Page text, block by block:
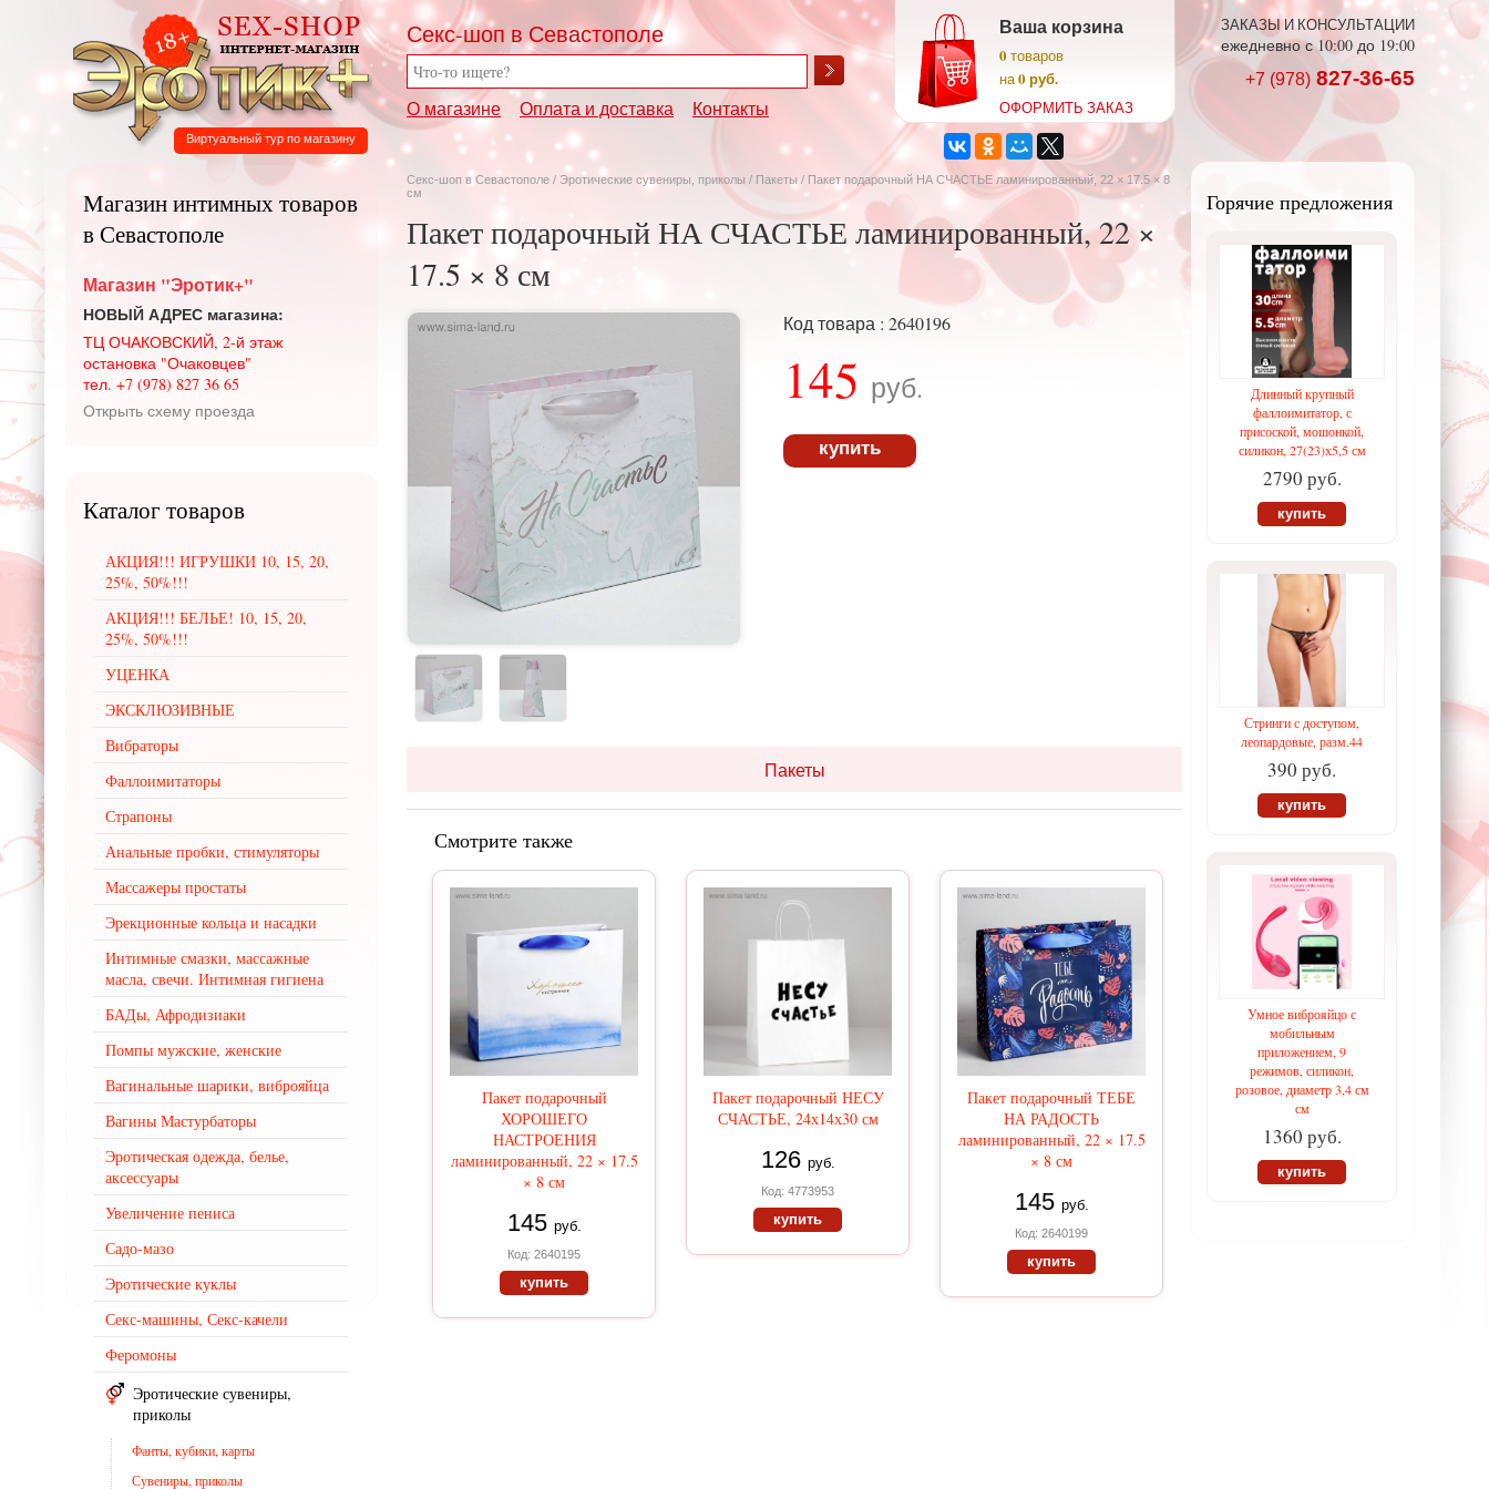
Секс-шоп в Севастополе
О магазине Оплата и доставка Контакты
Ваша корзина
0товаров
на0 руб.
ОФОРМИТЬ ЗАКАЗ
ЗАКАЗЫ И КОНСУЛЬТАЦИИ
ежедневно с 10:00 до 19:00
+7 (978) 827-36-65
Виртуальный тур по магазину
Секс-шоп в Севастополе / Эротические сувениры, приколы / Пакеты / Пакет подарочный НА СЧАСТЬЕ ламинированный, 22 × 17.5 × 8
см
Пакет подарочный НА СЧАСТЬЕ ламинированный, 22 ×
17.5 × 8 см
Код товара : 2640196
145 руб.
купить
Пакеты
Смотрите также
Пакет подарочный
ХОРОШЕГО
НАСТРОЕНИЯ
ламинированный, 22 × 17.5
× 8 см
145 руб.
Код: 2640195
купить
Пакет подарочный НЕСУ
СЧАСТЬЕ, 24х14х30 см
126 руб.
Код: 4773953
купить
Пакет подарочный ТЕБЕ
НА РАДОСТЬ
ламинированный, 22 × 17.5
× 8 см
145 руб.
Код: 2640199
купить
Горячие предложения
Длинный крупный
фаллоимитатор, с
присоской, мошонкой,
силикон, 27(23)х5,5 см
2790 руб.
купить
Стринги с доступом,
леопардовые, разм.44
390 руб.
купить
Умное виброяйцо с
мобильным
приложением, 9
режимов, силикон,
розовое, диаметр 3,4 см
см
1360 руб.
купить
Магазин интимных товаров
в Севастополе
Магазин "Эротик+"
НОВЫЙ АДРЕС магазина:
ТЦ ОЧАКОВСКИЙ, 2-й этаж
остановка "Очаковцев"
тел. +7 (978) 827 36 65
Открыть схему проезда
Каталог товаров
АКЦИЯ!!! ИГРУШКИ 10, 15, 20,
25%, 50%!!!
АКЦИЯ!!! БЕЛЬЕ! 10, 15, 20,
25%, 50%!!!
УЦЕНКА
ЭКСКЛЮЗИВНЫЕ
Вибраторы
Фаллоимитаторы
Страпоны
Анальные пробки, стимуляторы
Массажеры простаты
Эрекционные кольца и насадки
Интимные смазки, массажные
масла, свечи. Интимная гигиена
БАДы, Афродизиаки
Помпы мужские, женские
Вагинальные шарики, виброяйца
Вагины Мастурбаторы
Эротическая одежда, белье,
аксессуары
Увеличение пениса
Садо-мазо
Эротические куклы
Секс-машины, Секс-качели
Феромоны
Эротические сувениры,
приколы
Фанты, кубики, карты
Сувениры, приколы